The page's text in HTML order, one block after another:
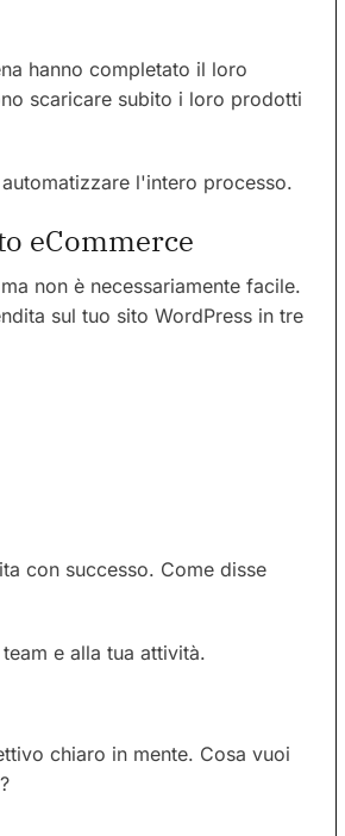
hanno completato il loro
scaricare subito i loro prodotti
l'intero processo.
eCommerce
non è necessariamente facile.
sul tuo sito WordPress in tre
con successo. Come disse
e alla tua attività.
chiaro in mente. Cosa vuoi